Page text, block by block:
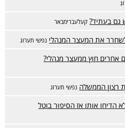
גם בעתיד? קעלעברימבאר
את המעצר המנהלי נפשי תערוג
אחרים חוץ ממעצר מנהלי?
רצון הממשלה נפשי תערוג
הדיחו אותו אז הסיפור בוטל